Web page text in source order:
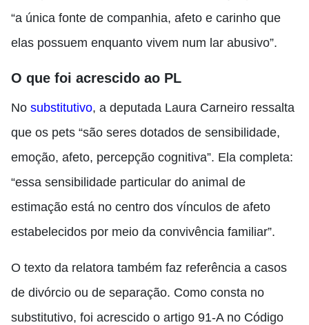
“a única fonte de companhia, afeto e carinho que
elas possuem enquanto vivem num lar abusivo”.
O que foi acrescido ao PL
No substitutivo, a deputada Laura Carneiro ressalta
que os pets “são seres dotados de sensibilidade,
emoção, afeto, percepção cognitiva”. Ela completa:
“essa sensibilidade particular do animal de
estimação está no centro dos vínculos de afeto
estabelecidos por meio da convivência familiar”.
O texto da relatora também faz referência a casos
de divórcio ou de separação. Como consta no
substitutivo, foi acrescido o artigo 91-A no Código